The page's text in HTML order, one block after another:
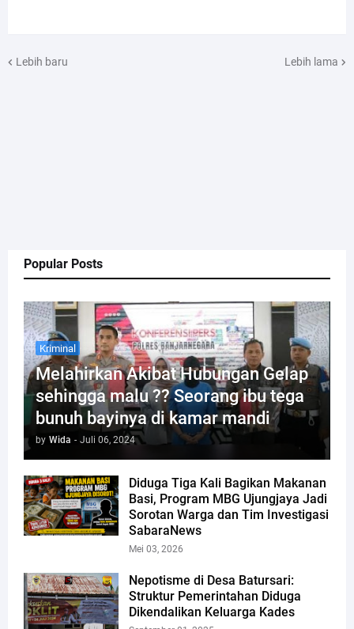
Popular Posts
Kriminal
Melahirkan Akibat Hubungan Gelap
sehingga malu ?? Seorang ibu tega
bunuh bayinya di kamar mandi
by Wida - Juli 06, 2024
Diduga Tiga Kali Bagikan Makanan
Basi, Program MBG Ujungjaya Jadi
Sorotan Warga dan Tim Investigasi
SabaraNews
Mei 03, 2026
Nepotisme di Desa Batursari:
Struktur Pemerintahan Diduga
Dikendalikan Keluarga Kades
Lebih baru Lebih lama